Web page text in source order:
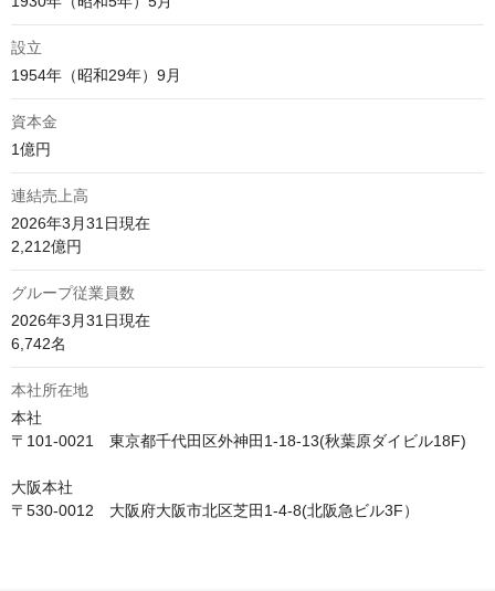
設立
1954年（昭和29年）9月
資本金
1億円
連結売上高
2026年3月31日現在
2,212億円
グループ従業員数
2026年3月31日現在
6,742名
本社所在地
本社
〒101-0021　東京都千代田区外神田1-18-13(秋葉原ダイビル18F)
大阪本社
〒530-0012　大阪府大阪市北区芝田1-4-8(北阪急ビル3F）